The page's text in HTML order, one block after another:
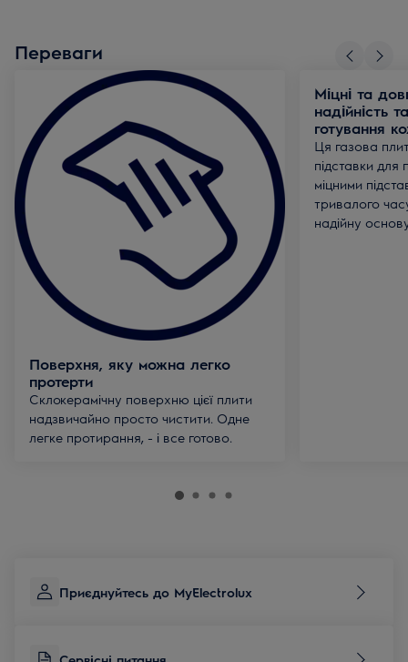
Переваги
Поверхня, яку можна легко
протерти
Склокерамічну поверхню цієї плити
надзвичайно просто чистити. Одне
легке протирання, - і все готово.
Міцні та
надійність
готування
Ця газова
підставки для
міцними
тривалого
надійну
Приєднуйтесь до MyElectrolux